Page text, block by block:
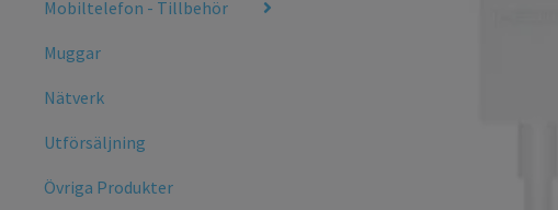
Mobiltelefon - Tillbehör
Muggar
Nätverk
Utförsäljning
Övriga Produkter